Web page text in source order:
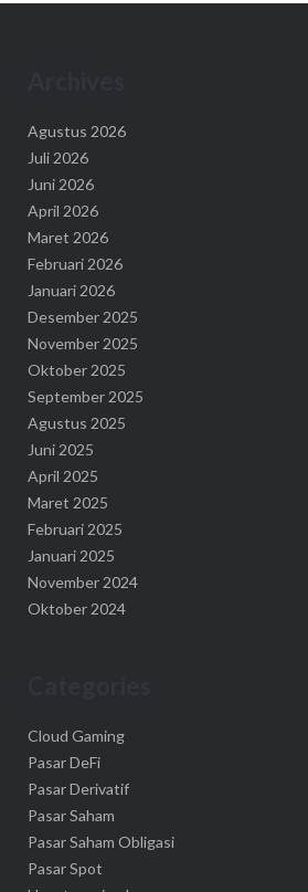
Agustus 2026
Juli 2026
Juni 2026
April 2026
Maret 2026
Februari 2026
Januari 2026
Desember 2025
November 2025
Oktober 2025
September 2025
Agustus 2025
Juni 2025
April 2025
Maret 2025
Februari 2025
Januari 2025
November 2024
Oktober 2024
Cloud Gaming
Pasar DeFi
Pasar Derivatif
Pasar Saham
Pasar Saham Obligasi
Pasar Spot